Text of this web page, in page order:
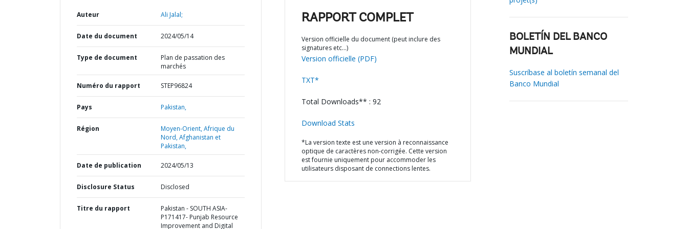
Auteur Ali Jalal;
Date du document 2024/05/14
Type de document
Plan de passation des
marchés
Numéro du rapport STEP96824
Pays Pakistan,
Région
Moyen-Orient, Afrique du
Nord, Afghanistan et
Pakistan,
Date de publication 2024/05/13
Disclosure Status Disclosed
Titre du rapport
Pakistan - SOUTH ASIA-
P171417- Punjab Resource
Improvement and Digital
RAPPORT COMPLET
Version officielle du document (peut inclure des
signatures etc…)
Version officielle (PDF)
TXT*
Total Downloads** : 92
Download Stats
*La version texte est une version à reconnaissance
optique de caractères non-corrigée. Cette version
est fournie uniquement pour accommoder les
utilisateurs disposant de connections lentes.
BOLETÍN DEL BANCO
MUNDIAL
Suscríbase al boletín semanal del
Banco Mundial